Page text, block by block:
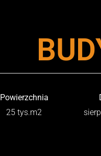
Powierzchnia
25 tys.m2